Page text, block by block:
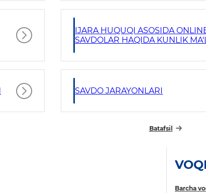
IJARA HUQUQI ASOSIDA
SAVDOLAR HAQIDA KUNLIK
SAVDO JARAYONLARI
Batafsil
Barcha